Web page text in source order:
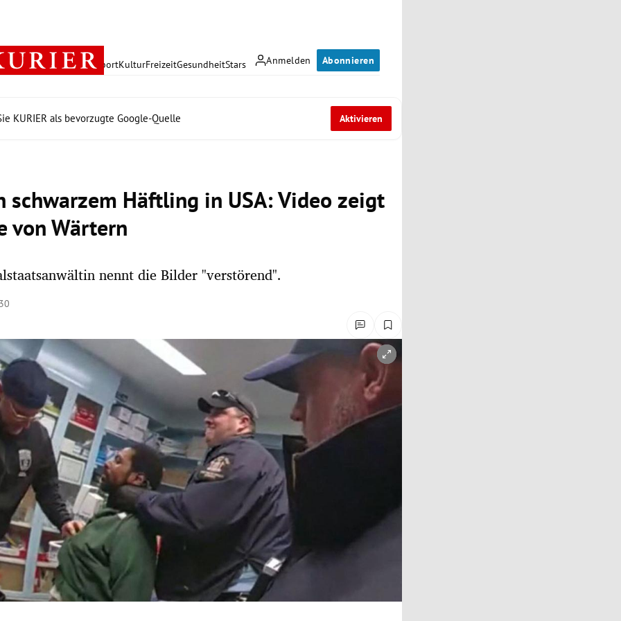
Anmelden Abonnieren
PolitikWirtschaft SportKulturFreizeitGesundheitStars
KURIER als bevorzugte Google-Quelle Aktivieren
schwarzem Häftling in USA: Video zeigt
von Wärtern
nennt die Bilder "verstörend".
öffnen/schließen